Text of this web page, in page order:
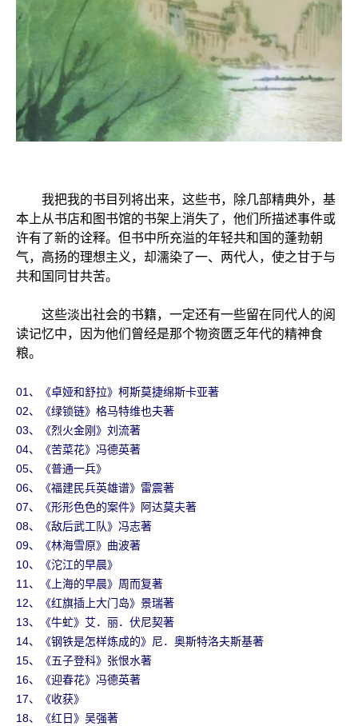
我把我的书目列将出来，这些书，除几部精典外，基
本上从书店和图书馆的书架上消失了，他们所描述事件或
许有了新的诠释。但书中所充溢的年轻共和国的蓬勃朝
气，高扬的理想主义，却濡染了一、两代人，使之甘于与
共和国同甘共苦。
这些淡出社会的书籍，一定还有一些留在同代人的阅
读记忆中，因为他们曾经是那个物资匮乏年代的精神食
粮。
01、《卓娅和舒拉》柯斯莫捷绵斯卡亚著
02、《绿锁链》格马特维也夫著
03、《烈火金刚》刘流著
04、《苦菜花》冯德英著
05、《普通一兵》
06、《福建民兵英雄谱》雷震著
07、《形形色色的案件》阿达莫夫著
08、《敌后武工队》冯志著
09、《林海雪原》曲波著
10、《沱江的早晨》
11、《上海的早晨》周而复著
12、《红旗插上大门岛》景瑞著
13、《牛虻》艾．丽．伏尼契著
14、《钢铁是怎样炼成的》尼．奥斯特洛夫斯基著
15、《五子登科》张恨水著
16、《迎春花》冯德英著
17、《收获》
18、《红日》吴强著